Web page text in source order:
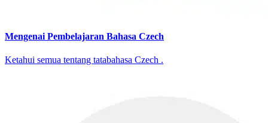
Mengenai Pembelajaran Bahasa Czech
Ketahui semua tentang tatabahasa Czech .